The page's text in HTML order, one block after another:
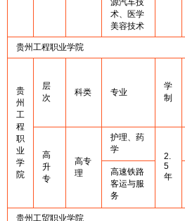
源汽车技
术、医学
美容技术
贵州工程职业学院
贵
州
工
程
职
业
学
院
层
次
科类 专业
学
制
高
升
专
高专
理
护理、药
学
2.
5
年
高速铁路
客运与服
务
贵州工贸职业学院